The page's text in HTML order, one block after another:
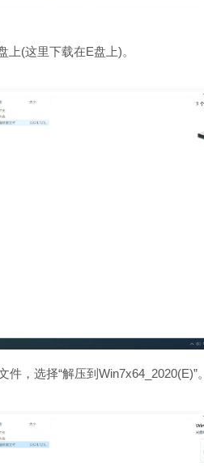
上(这里下载在E盘上)。
，选择“解压到Win7x64_2020(E)”。